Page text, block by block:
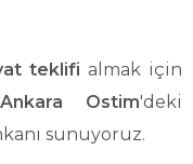
teklifi almak için
Ankara Ostim'deki
sunuyoruz.